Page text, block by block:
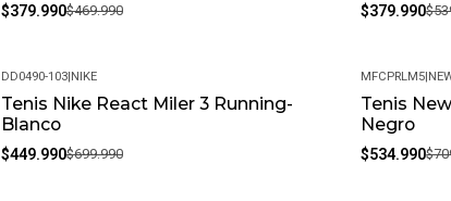
$379.990$469.990 $379.990
-36%
DD0490-103|NIKE
Tenis Nike React Miler 3 Running-
Blanco
$449.990$699.990
-25%
MFCPRLM5|
Tenis
Negro
$534.990